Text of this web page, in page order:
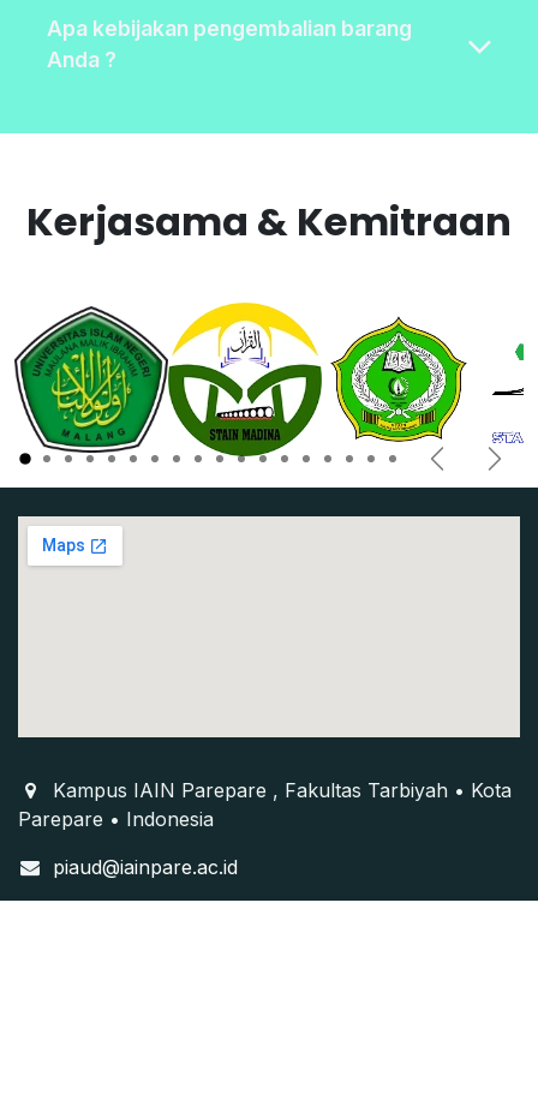
Apa kebijakan pengembalian barang
Anda ?
Kerjasama & Kemitraan
SebelumNext
Kampus IAIN Parepare , Fakultas Tarbiyah • Kota
Parepare • Indonesia
piaud@iainpare.ac.id